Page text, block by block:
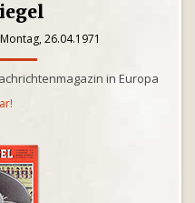
26.04.1971
in Europa